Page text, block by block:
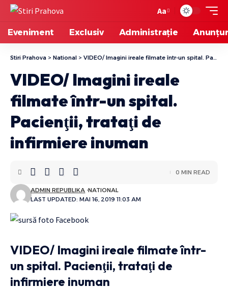
Aa
Eveniment Exclusiv Administrație
Stiri Prahova > National > VIDEO/ Imagini ireale filmate într-un spital. Pacienţii, trataţi de infirmiere inuman
VIDEO/ Imagini ireale
filmate într-un spital.
Pacienţii, trataţi de
infirmiere inuman
LAST UPDATED: MAI 16, 2019 11:03 AM
ADMIN REPUBLIKA NATIONAL
0 MIN READ
VIDEO/ Imagini ireale filmate într-
un spital. Pacienţii, trataţi de
infirmiere inuman